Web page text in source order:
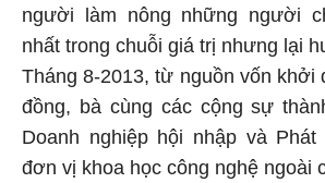
người làm nông những người
nhất trong chuỗi giá trị nhưng lại
Tháng 8-2013, từ nguồn vốn khởi
đồng, bà cùng các cộng sự
Doanh nghiệp hội nhập và
đơn vị khoa học công nghệ ngoài